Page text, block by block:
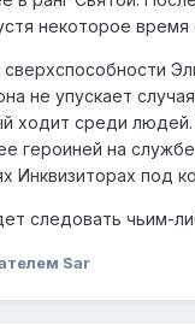
некоторое
не упускает
ходит среди
героиней на
Инквизиторах под
следовать чьим-
Sar